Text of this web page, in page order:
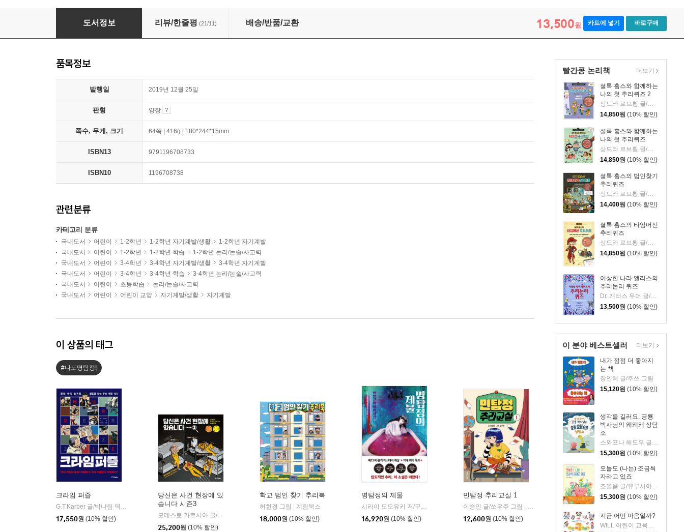
이상한 나라 앨리스의 추리논리 퀴즈
도서정보 리뷰/한줄평 (21/11) 배송/반품/교환 13,500원 카트에 넣기 바로구매
빨간콩 논리책
셜록 홈스와 함께하는
나의 첫 추리퀴즈 2
상드라 르브룅 글/파트리크 모리즈 그림/김영신 역
14,850원 (10% 할인)
셜록 홈스와 함께하는
나의 첫 추리퀴즈
14,850원 (10% 할인)
셜록 홈스의 범인찾기
추리퀴즈
상드라 르브룅 글/로익 메헤 그림/김영신 역
14,400원 (10% 할인)
셜록 홈스의 타임머신
추리퀴즈
상드라 르브룅 글/로익 메헤 그림/마음물꼬 역
14,850원 (10% 할인)
이상한 나라 앨리스의
추리논리 퀴즈
13,500원 (10% 할인)
더보기
이 분야 베스트셀러
내가 점점 더 좋아지
는 책
장인혜 글/주쓰 그림
15,120원 (10% 할인)
생각을 길러요, 공룡
박사님의 왜왜왜 상담
소
스와프나 해도우 글/이팅 리 그림/엠버 오웬 감수/엄혜숙 역
15,300원 (10% 할인)
오늘도 (나는) 조금씩
자라고 있죠
조열음 글/유루시아 그림
15,300원 (10% 할인)
지금 어떤 마음일까?
WILL 어린이 교육연구소 글/스미모토 나나미 그림
더보기
품목정보
발행일 2019년 12월 25일
판형 양장
쪽수, 무게, 크기 64쪽 | 416g | 180*244*15mm
ISBN13 9791196708733
ISBN10 1196708738
관련분류
카테고리 분류
국내도서 어린이 1-2학년 1-2학년 자기계발/생활
1-2학년 자기계발
국내도서
어린이 1-2학년 1-2학년 학습
1-2학년 논리/논술/사고력
국내도서
어린이 3-4학년 3-4학년 자기계발/생활
3-4학년 자기계발
국내도서
어린이 3-4학년 3-4학년 학습
3-4학년 논리/논술/사고력
국내도서
어린이 초등학습
논리/논술/사고력
국내도서
어린이 어린이 교양 자기계발/생활 자기계발
이 상품의 태그
#나도명탐정!
크라임 퍼즐
G.T.Karber 글/박나림 역
| 중앙북스(books)
17,550원 (10% 할인)
당신은 사건 현장에 있
습니다 시즌3
모데스토 가르시아 글/하비 데 카스트로 그림/엄지영 역 | 중앙북스(books)
25,200원 (10% 할인)
학교 범인 찾기 추리북
허현경 그림
계림북스
18,000원 (10% 할인)
명탐정의 제물
시라이 도모유키 저/구수영 역
내친구의서재
16,920원 (10% 할인)
민탐정 추리교실 1
이승민 글/쏘우주 그림
소원나무
12,600원 (10% 할인)